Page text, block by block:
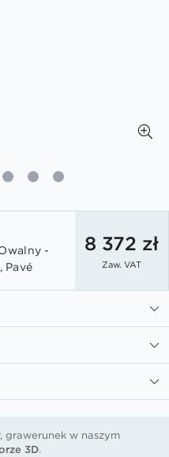
-
Pavé
8 372 zł
Zaw. VAT
grawerunek w naszym
3D.